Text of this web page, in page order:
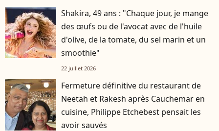
Shakira, 49 ans : "Chaque jour, je mange
des œufs ou de l'avocat avec de l'huile
d'olive, de la tomate, du sel marin et un
smoothie"
22 juillet 2026
Fermeture définitive du restaurant de
Neetah et Rakesh après Cauchemar en
cuisine, Philippe Etchebest pensait les
avoir sauvés